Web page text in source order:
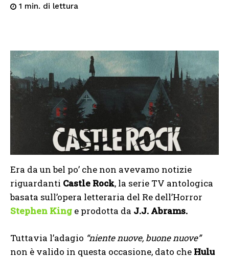
1 min. di lettura
Era da un bel po’ che non avevamo notizie
riguardanti Castle Rock, la serie TV antologica
basata sull’opera letteraria del Re dell’Horror
Stephen King e prodotta da J.J. Abrams.
Tuttavia l’adagio “niente nuove, buone nuove”
non è valido in questa occasione, dato che Hulu